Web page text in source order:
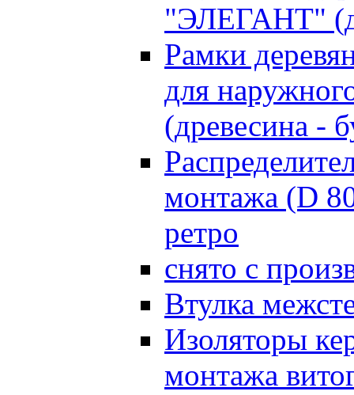
"ЭЛЕГАНТ"
Рамки
для
(древесина -
монтажа (D
ретро
снято с
Втулка
Изоляторы
монтажа